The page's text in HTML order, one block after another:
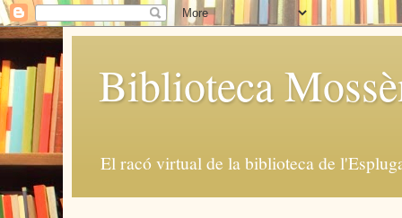
Biblioteca
El racó virtual de la biblioteca de